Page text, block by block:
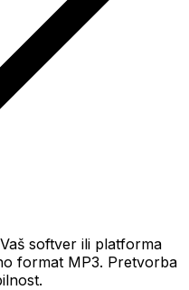
softver ili platforma
format MP3. Pretvorba